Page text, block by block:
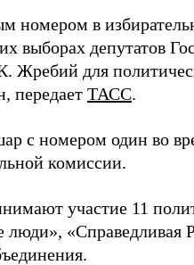
номером в
выборах депутатов
Жребий для
передает ТАСС.
с номером один во
комиссии.
участие 11
«Справедливая